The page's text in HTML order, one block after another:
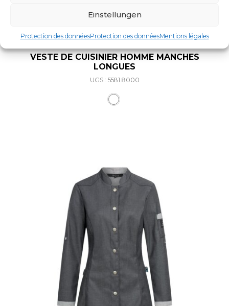
Einstellungen
Protection des donnéesProtection des donnéesMentions légales
VESTE DE CUISINIER HOMME MANCHES
LONGUES
UGS : 5581.8000